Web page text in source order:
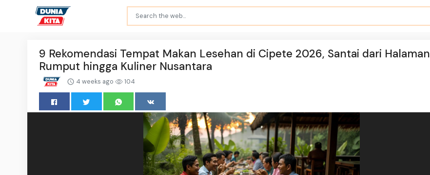
9 Rekomendasi Tempat Makan Lesehan di Cipete 2026, Santai dari Halaman
Rumput hingga Kuliner Nusantara
4 weeks ago 104